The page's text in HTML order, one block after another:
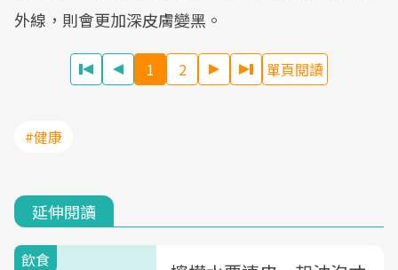
外線，則會更加深皮膚變黑。
1 2 單頁閱讀
#健康
延伸閱讀
飲食